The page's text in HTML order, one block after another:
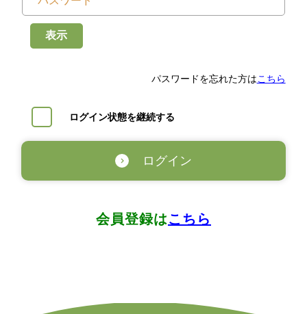
表示
パスワードを忘れた方はこちら
ログイン状態を継続する
ログイン
会員登録はこちら